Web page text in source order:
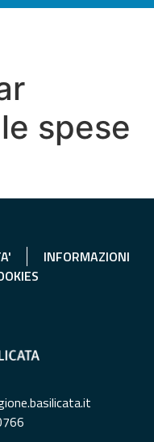
spese
INFORMAZIONI